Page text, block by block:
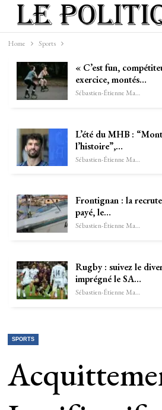
Home Sports
« C’est fun,
exercice, montés…
Sébastien-Étienne Marechal
L’été du MHB :
l’histoire”,…
Sébastien-Étienne Marechal
Frontignan : la
payé, le…
Sébastien-Étienne Marechal
Rugby : suivez le
imprégné le SA…
Sébastien-Étienne Marechal
SPORTS